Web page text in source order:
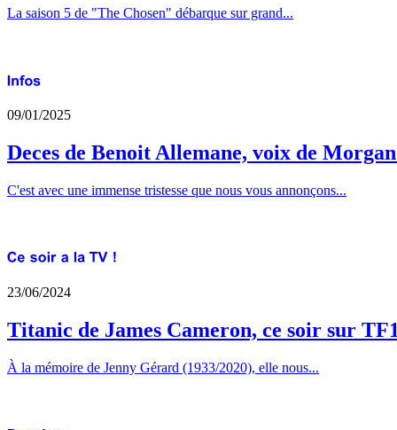
La saison 5 de "The Chosen" débarque sur grand...
09/01/2025
Deces de Benoit Allemane, voix de
C'est avec une immense tristesse que nous vous annonçons...
23/06/2024
Titanic de James Cameron, ce soir sur
À la mémoire de Jenny Gérard (1933/2020), elle nous...